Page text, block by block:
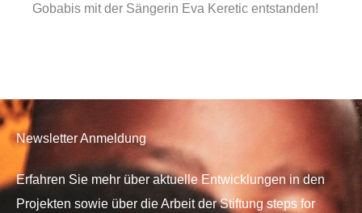
Gobabis mit der Sängerin Eva Keretic entstanden!
Newsletter Anmeldung
Erfahren Sie mehr über aktuelle Entwicklungen in den
Projekten sowie über die Arbeit der Stiftung steps for